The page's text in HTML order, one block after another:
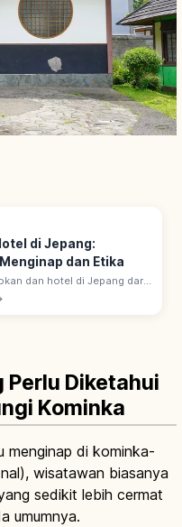
di Jepang:
dan Etika
dan hotel di Jepang dari
onsen, serta aturan
Diketahui
Kominka
menginap di kominka-
wisatawan biasanya
sedikit lebih cermat
umumnya.